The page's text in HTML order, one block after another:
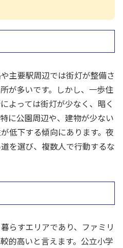
主要駅周辺では街灯が整備さ
が多いです。しかし、一歩住
よっては街灯が少なく、暗く
に公園周辺や、建物が少ない
低下する傾向にあります。夜
を選び、複数人で行動するな
らすエリアであり、ファミリ
的高いと言えます。公立小学